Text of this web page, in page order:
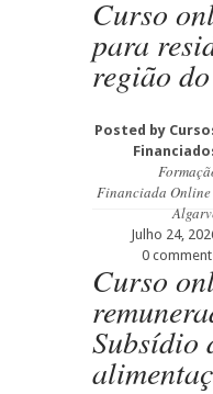
Curso
para
região
Posted by
Financiada Online
Julho 24,
0
Curso
Subsídio